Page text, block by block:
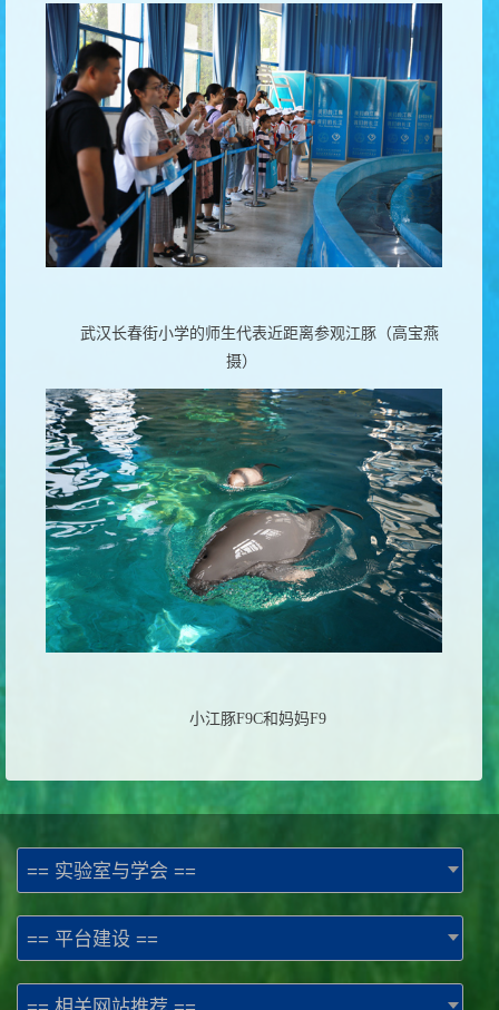
武汉长春街小学的师生代表近距离参观江豚（高宝燕
摄）
小江豚F9C和妈妈F9
== 实验室与学会 ==
== 平台建设 ==